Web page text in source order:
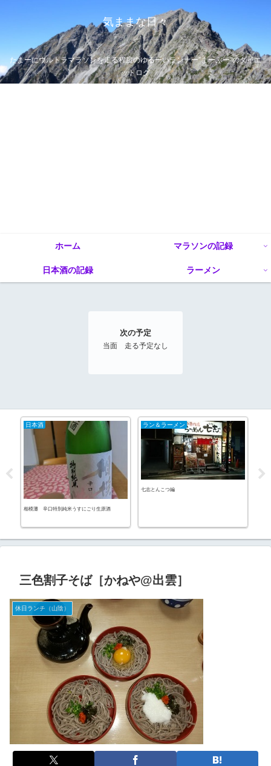
気ままな日々
たまーにウルトラマラソンを走る程度のゆるーいランナー”まーぶー”のダイエ
ットログ
ホーム マラソンの記録
日本酒の記録 ラーメン
次の予定
当面 走る予定なし
日本酒
相模灘 辛口特別純米うすにごり生原酒
ラン＆ラーメン
七志とんこつ編
三色割子そば［かねや@出雲］
休日ランチ（山陰）